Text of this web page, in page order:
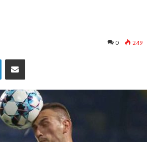
0 249